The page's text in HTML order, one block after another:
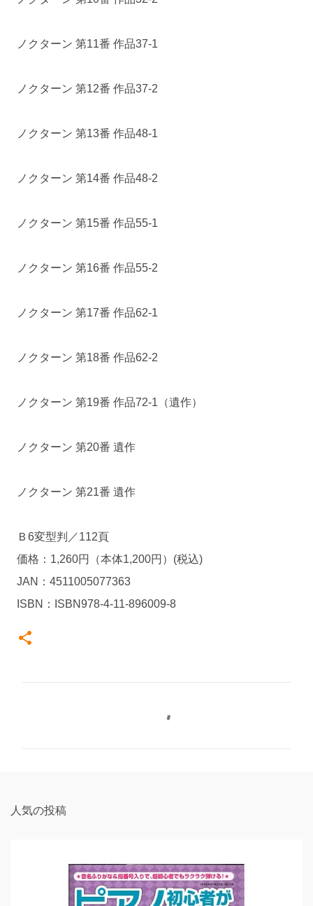
ノクターン 第11番 作品37-1
ノクターン 第12番 作品37-2
ノクターン 第13番 作品48-1
ノクターン 第14番 作品48-2
ノクターン 第15番 作品55-1
ノクターン 第16番 作品55-2
ノクターン 第17番 作品62-1
ノクターン 第18番 作品62-2
ノクターン 第19番 作品72-1（遺作）
ノクターン 第20番 遺作
ノクターン 第21番 遺作
Ｂ6変型判／112頁
価格：1,260円（本体1,200円）(税込)
JAN：4511005077363
ISBN：ISBN978-4-11-896009-8
人気の投稿